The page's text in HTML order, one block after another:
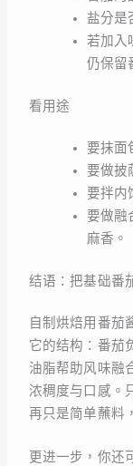
盐分是
若加入
仍保留
看用途
要抹面
要做披
要拌内
要做融
麻香。
结语：把基础番
自制烘焙用番茄
它的结构：番茄
油脂帮助风味融
浓稠度与口感。
再只是简单蘸料
更进一步，你还